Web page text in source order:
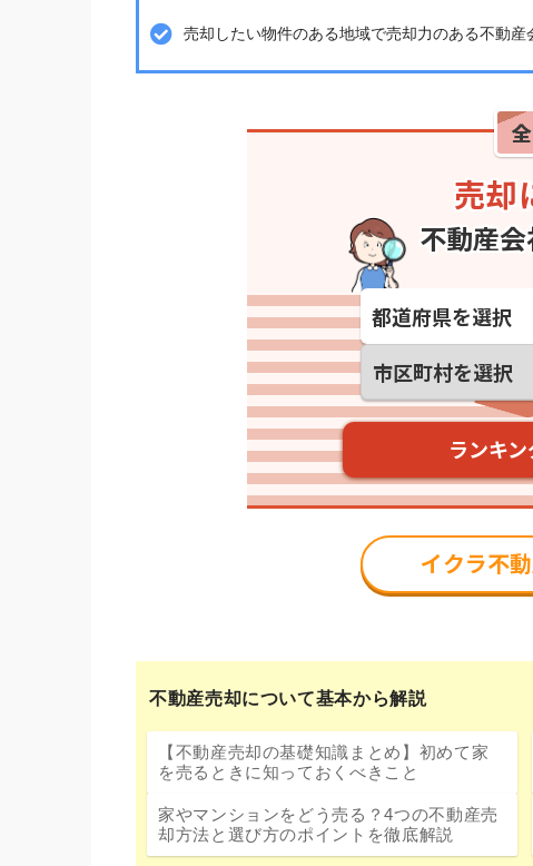
売却したい物件のある地域で売却力のある不動産
不動産売却について基本から解説
【不動産売却の基礎知識まとめ】初めて家
を売るときに知っておくべきこと
家やマンションをどう売る？4つの不動産売
却方法と選び方のポイントを徹底解説